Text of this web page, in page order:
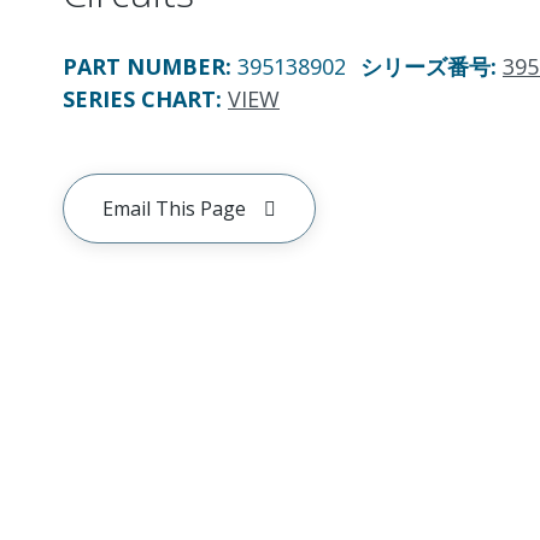
PART NUMBER: 395138902 シリーズ番号:
SERIES CHART: VIEW
Email This Page